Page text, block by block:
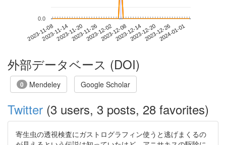
2023-11-082023-11-142023-11-202023-11-262023-12-022023-12-082023-12-142023-12-202023-12-262024-01-01
0.0
外部データベース (DOI)
0 Mendeley Google Scholar
Twitter (3 users, 3 posts, 28 favorites)
寄生虫の透視検査にガストログラフィン使うと逃げまくるの